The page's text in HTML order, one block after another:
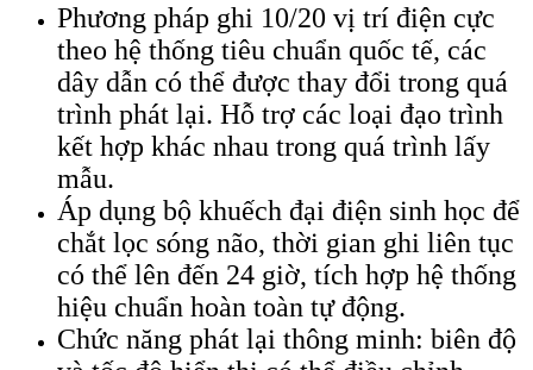
Phương pháp ghi 10/20 vị trí điện cực
theo hệ thống tiêu chuẩn quốc tế, các
dây dẫn có thể được thay đổi trong quá
trình phát lại. Hỗ trợ các loại đạo trình
kết hợp khác nhau trong quá trình lấy
mẫu.
Áp dụng bộ khuếch đại điện sinh học để
chắt lọc sóng não, thời gian ghi liên tục
có thể lên đến 24 giờ, tích hợp hệ thống
hiệu chuẩn hoàn toàn tự động.
Chức năng phát lại thông minh: biên độ